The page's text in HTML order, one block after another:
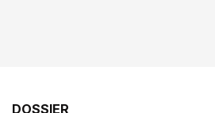
DOSSIER